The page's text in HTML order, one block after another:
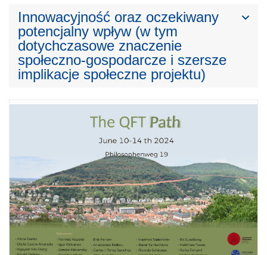
Innowacyjność oraz oczekiwany
potencjalny wpływ (w tym
dotychczasowe znaczenie
społeczno-gospodarcze i szersze
implikacje społeczne projektu)